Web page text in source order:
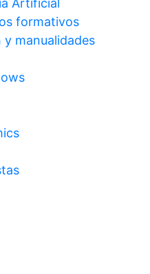
Artificial
formativos
y manualidades